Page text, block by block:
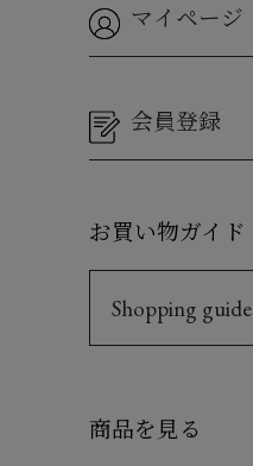
マイページ
会員登録
お買い物ガイド
Shopping guide
商品を見る